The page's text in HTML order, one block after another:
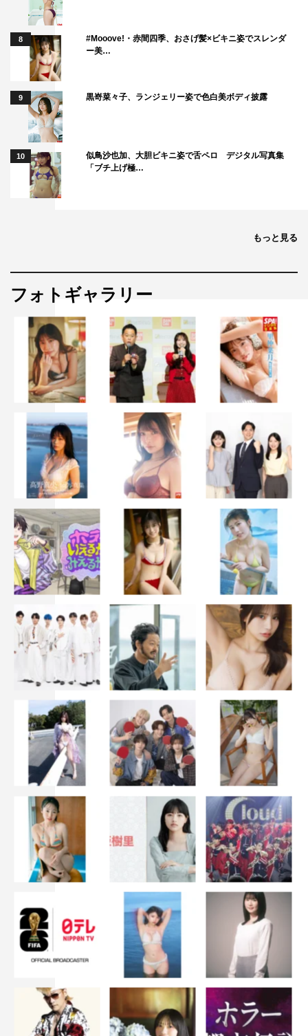
8
#Mooove!・赤間四季、おさげ髪×ビキニ姿でスレンダ
ー美…
9 黒嵜菜々子、ランジェリー姿で色白美ボディ披露
10
似鳥沙也加、大胆ビキニ姿で舌ペロ デジタル写真集
「ブチ上げ極…
もっと見る
フォトギャラリー